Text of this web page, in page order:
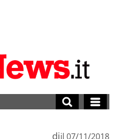
diil 07/11/2018